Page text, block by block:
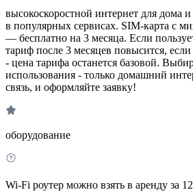
высокоскоростной интернет для дома
в популярных сервисах. SIM-карта с
— бесплатно на 3 месяца. Если
тариф после 3 месяцев повысится, если
- цена тарифа останется базовой.
использования - только домашний
связь, и оформляйте заявку!
оборудование
Wi-Fi роутер можно взять в аренду за